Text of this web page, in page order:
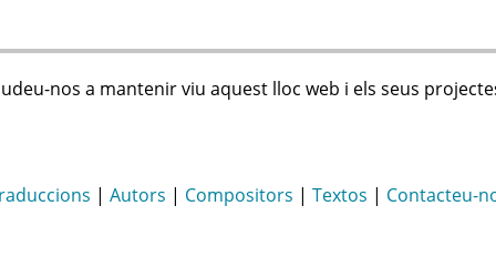
nos a mantenir viu aquest lloc web i els seus
| Autors | Compositors | Textos | Contacteu-